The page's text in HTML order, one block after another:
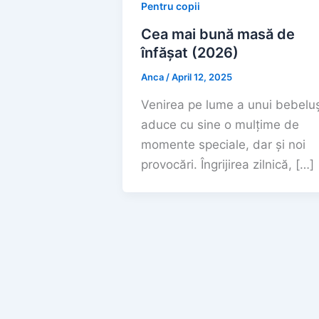
Pentru copii
Cea mai bună masă de
înfășat (2026)
Anca /April 12, 2025
Venirea pe lume a unui
aduce cu sine o mulțime de
momente speciale, dar și noi
provocări. Îngrijirea zilnică, […]